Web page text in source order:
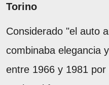
Torino
Considerado "el auto
combinaba elegancia
entre 1966 y 1981